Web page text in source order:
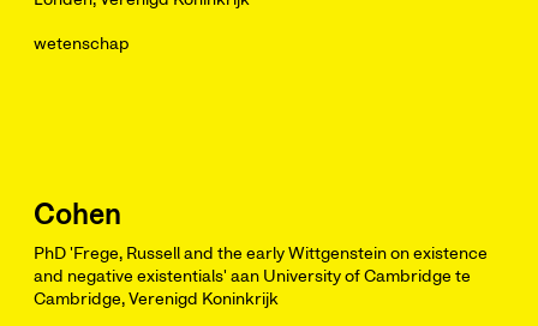
wetenschap
Cohen
PhD 'Frege, Russell and the early Wittgenstein on existence
and negative existentials' aan University of Cambridge te
Cambridge, Verenigd Koninkrijk